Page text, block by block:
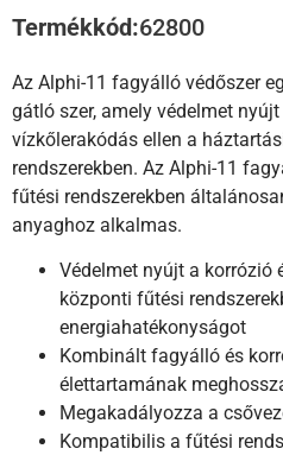
Termékkód:62800
Az Alphi-11 fagyálló védőszer
gátló szer, amely védelmet
vízkőlerakódás ellen a
rendszerekben. Az Alphi-11
fűtési rendszerekben
anyaghoz alkalmas.
Védelmet nyújt a korrózió
központi fűtési
energiahatékonyságot
Kombinált fagyálló és
élettartamának
Megakadályozza a
Kompatibilis a fűtési